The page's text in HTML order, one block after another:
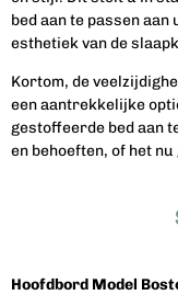
bed aan te passen
esthetiek van de
Kortom, de
een aantrekkelijke
gestoffeerde bed aan
en behoeften, of het
Hoofdbord Model